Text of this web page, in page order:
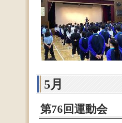
5月
第76回運動会